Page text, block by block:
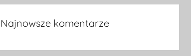
Najnowsze komentarze